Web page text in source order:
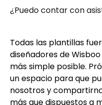
¿Puedo contar con
Todas las plantillas
diseñadores de
más simple posible.
un espacio para que
nosotros y
más que dispuestos a